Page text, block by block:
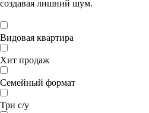
создавая лишний шум.
Видовая квартира
Хит продаж
Семейный формат
Три с/у